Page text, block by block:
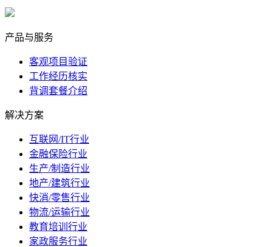
产品与服务
客观项目验证
工作经历核实
背调套餐介绍
解决方案
互联网/IT行业
金融保险行业
生产/制造行业
地产/建筑行业
快消/零售行业
物流/运输行业
教育培训行业
家政服务行业